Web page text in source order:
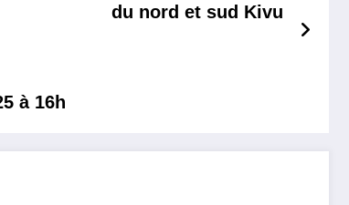
du nord et sud Kivu
à 16h